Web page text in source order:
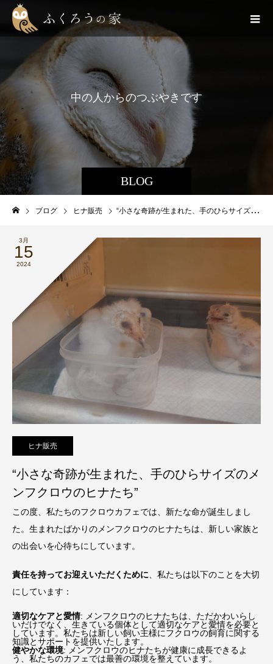
BLOG
中の 人からのつぶやき です
ブログ ヒナ販売 “小さな奇跡が生まれた、手のひらサイズのメンフクロウのヒナたち”
3月
15
2024
ヒナ販売
“小さな奇跡が生まれた、手のひらサイズのメ
ンフクロウのヒナたち”
この度、私たちのフクロウカフェでは、新たな命が誕生しまし
た。生まれたばかりのメンフクロウのヒナたちは、新しい家族と
の出会いを心待ちにしています。
責任を持ってお迎えいただくために 、私たちは以下のことを大切
にしています：
適切なケアと愛情: メンフクロウのヒナたちは、ただかわいらし
いだけでなく、生きている個体として適切なケアと愛情を必要と
しています。私たちは新しい飼い主様にフクロウの飼育に関する
知識とサポートを提供いたします。
健やかな環境: メンフクロウのヒナたちが健康に成長できるよ
う、私たちのカフェでは最善の環境を整えています。